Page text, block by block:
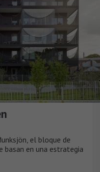
el bloque de
basan en una estrategia